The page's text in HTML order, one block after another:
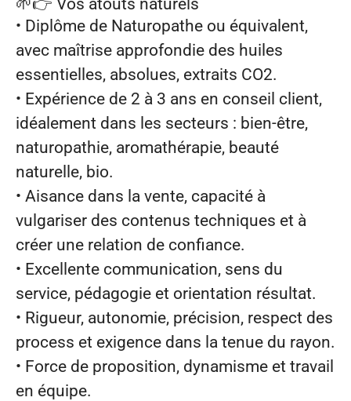
🌱👉 Vos atouts naturels
• Diplôme de Naturopathe ou équivalent,
avec maîtrise approfondie des huiles
essentielles, absolues, extraits CO2.
• Expérience de 2 à 3 ans en conseil client,
idéalement dans les secteurs : bien‑être,
naturopathie, aromathérapie, beauté
naturelle, bio.
• Aisance dans la vente, capacité à
vulgariser des contenus techniques et à
créer une relation de confiance.
• Excellente communication, sens du
service, pédagogie et orientation résultat.
• Rigueur, autonomie, précision, respect des
process et exigence dans la tenue du rayon.
• Force de proposition, dynamisme et travail
en équipe.